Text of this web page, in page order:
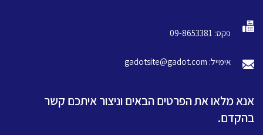
פקס: 09-8653381
אימייל: gadotsite@gadot.com
אנא מלאו את הפרטים הבאים וניצור איתכם קשר
בהקדם.